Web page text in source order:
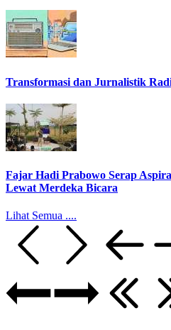
Transformasi dan Jurnalistik
Fajar Hadi Prabowo Serap
Lewat Merdeka Bicara
Lihat Semua ....